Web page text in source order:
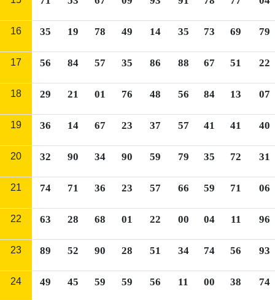
16 35 19 78 49 14 35 73 69 79
17 56 84 57 35 86 88 67 51 22
18 29 21 01 76 48 56 84 13 07
19 36 14 67 23 37 57 41 41 40
20 32 90 34 90 59 79 35 72 31
21 74 71 36 23 57 66 59 71 06
22 63 28 68 01 22 00 04 11 96
23 89 52 90 28 51 34 74 56 93
24 49 45 59 59 56 11 00 38 74